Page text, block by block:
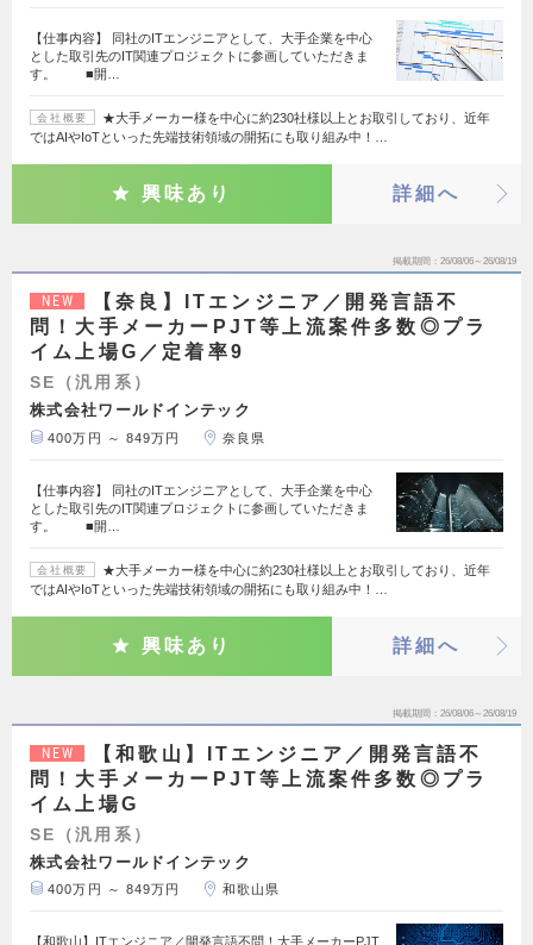
【仕事内容】 同社のITエンジニアとして、大手企業を中心
とした取引先のIT関連プロジェクトに参画していただきま
す。 ■開…
会社概要
★大手メーカー様を中心に約230社様以上とお取引しており、近年
ではAIやIoTといった先端技術領域の開拓にも取り組み中！…
興味あり 詳細へ
掲載期間 26/08/06～26/08/19
NEW
【奈良】ITエンジニア／開発言語不
問！大手メーカーPJT等上流案件多数◎プラ
イム上場G／定着率9
SE（汎用系）
株式会社ワールドインテック
400万円 ～ 849万円 奈良県
【仕事内容】 同社のITエンジニアとして、大手企業を中心
とした取引先のIT関連プロジェクトに参画していただきま
す。 ■開…
会社概要
★大手メーカー様を中心に約230社様以上とお取引しており、近年
ではAIやIoTといった先端技術領域の開拓にも取り組み中！…
興味あり 詳細へ
掲載期間 26/08/06～26/08/19
NEW
【和歌山】ITエンジニア／開発言語不
問！大手メーカーPJT等上流案件多数◎プラ
イム上場G
SE（汎用系）
株式会社ワールドインテック
400万円 ～ 849万円 和歌山県
【和歌山】ITエンジニア／開発言語不問！大手メーカーPJT